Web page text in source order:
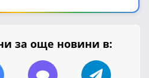
за още новини в: